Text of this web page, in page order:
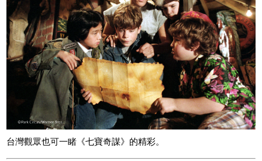
台灣觀眾也可一睹《七寶奇謀》的精彩。